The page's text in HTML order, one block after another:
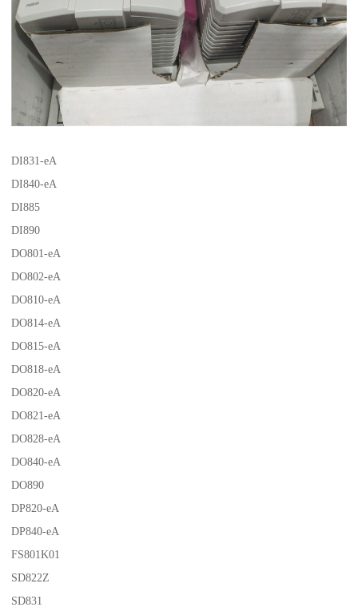
DI831-eA
DI840-eA
DI885
DI890
DO801-eA
DO802-eA
DO810-eA
DO814-eA
DO815-eA
DO818-eA
DO820-eA
DO821-eA
DO828-eA
DO840-eA
DO890
DP820-eA
DP840-eA
FS801K01
SD822Z
SD831